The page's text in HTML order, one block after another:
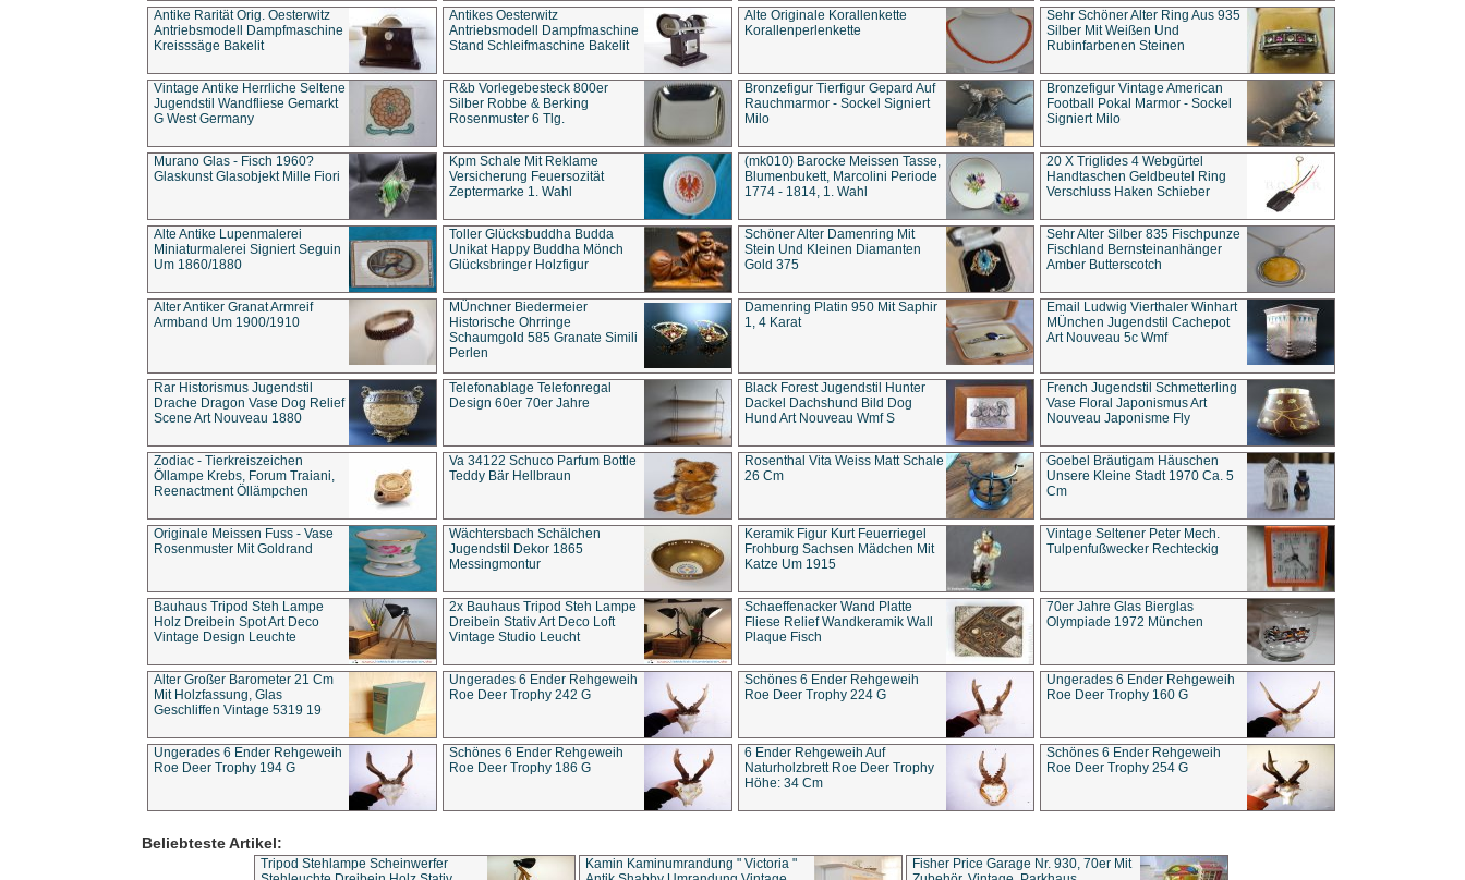
Antike Rarität Orig. Oesterwitz
Antriebsmodell Dampfmaschine
Kreisssäge Bakelit
Antikes Oesterwitz
Antriebsmodell Dampfmaschine
Stand Schleifmaschine Bakelit
Alte Originale Korallenkette
Korallenperlenkette
Sehr Schöner Alter Ring Aus 935
Silber Mit Weißen Und
Rubinfarbenen Steinen
Vintage Antike Herrliche Seltene
Jugendstil Wandfliese Gemarkt
G West Germany
R&b Vorlegebesteck 800er
Silber Robbe & Berking
Rosenmuster 6 Tlg.
Bronzefigur Tierfigur Gepard Auf
Rauchmarmor - Sockel Signiert
Milo
Bronzefigur Vintage American
Football Pokal Marmor - Sockel
Signiert Milo
Murano Glas - Fisch 1960?
Glaskunst Glasobjekt Mille Fiori
Kpm Schale Mit Reklame
Versicherung Feuersozität
Zeptermarke 1. Wahl
(mk010) Barocke Meissen Tasse,
Blumenbukett, Marcolini Periode
1774 - 1814, 1. Wahl
20 X Triglides 4 Webgürtel
Handtaschen Geldbeutel Ring
Verschluss Haken Schieber
Alte Antike Lupenmalerei
Miniaturmalerei Signiert Seguin
Um 1860/1880
Toller Glücksbuddha Budda
Unikat Happy Buddha Mönch
Glücksbringer Holzfigur
Schöner Alter Damenring Mit
Stein Und Kleinen Diamanten
Gold 375
Sehr Alter Silber 835 Fischpunze
Fischland Bernsteinanhänger
Amber Butterscotch
Alter Antiker Granat Armreif
Armband Um 1900/1910
MÜnchner Biedermeier
Historische Ohrringe
Schaumgold 585 Granate Simili
Perlen
Damenring Platin 950 Mit Saphir
1, 4 Karat
Email Ludwig Vierthaler Winhart
MÜnchen Jugendstil Cachepot
Art Nouveau 5c Wmf
Rar Historismus Jugendstil
Drache Dragon Vase Dog Relief
Scene Art Nouveau 1880
Telefonablage Telefonregal
Design 60er 70er Jahre
Black Forest Jugendstil Hunter
Dackel Dachshund Bild Dog
Hund Art Nouveau Wmf S
French Jugendstil Schmetterling
Vase Floral Japonismus Art
Nouveau Japonisme Fly
Zodiac - Tierkreiszeichen
Öllampe Krebs, Forum Traiani,
Reenactment Öllämpchen
Va 34122 Schuco Parfum Bottle
Teddy Bär Hellbraun
Rosenthal Vita Weiss Matt Schale
26 Cm
Goebel Bräutigam Häuschen
Unsere Kleine Stadt 1970 Ca. 5
Cm
Originale Meissen Fuss - Vase
Rosenmuster Mit Goldrand
Wächtersbach Schälchen
Jugendstil Dekor 1865
Messingmontur
Keramik Figur Kurt Feuerriegel
Frohburg Sachsen Mädchen Mit
Katze Um 1915
Vintage Seltener Peter Mech.
Tulpenfußwecker Rechteckig
Bauhaus Tripod Steh Lampe
Holz Dreibein Spot Art Deco
Vintage Design Leuchte
2x Bauhaus Tripod Steh Lampe
Dreibein Stativ Art Deco Loft
Vintage Studio Leucht
Schaeffenacker Wand Platte
Fliese Relief Wandkeramik Wall
Plaque Fisch
70er Jahre Glas Bierglas
Olympiade 1972 München
Alter Großer Barometer 21 Cm
Mit Holzfassung, Glas
Geschliffen Vintage 5319 19
Ungerades 6 Ender Rehgeweih
Roe Deer Trophy 242 G
Schönes 6 Ender Rehgeweih
Roe Deer Trophy 224 G
Ungerades 6 Ender Rehgeweih
Roe Deer Trophy 160 G
Ungerades 6 Ender Rehgeweih
Roe Deer Trophy 194 G
Schönes 6 Ender Rehgeweih
Roe Deer Trophy 186 G
6 Ender Rehgeweih Auf
Naturholzbrett Roe Deer Trophy
Höhe: 34 Cm
Schönes 6 Ender Rehgeweih
Roe Deer Trophy 254 G
Beliebteste Artikel:
Tripod Stehlampe Scheinwerfer
Kamin Kaminumrandung " Victoria "
Fisher Price Garage Nr. 930, 70er Mit